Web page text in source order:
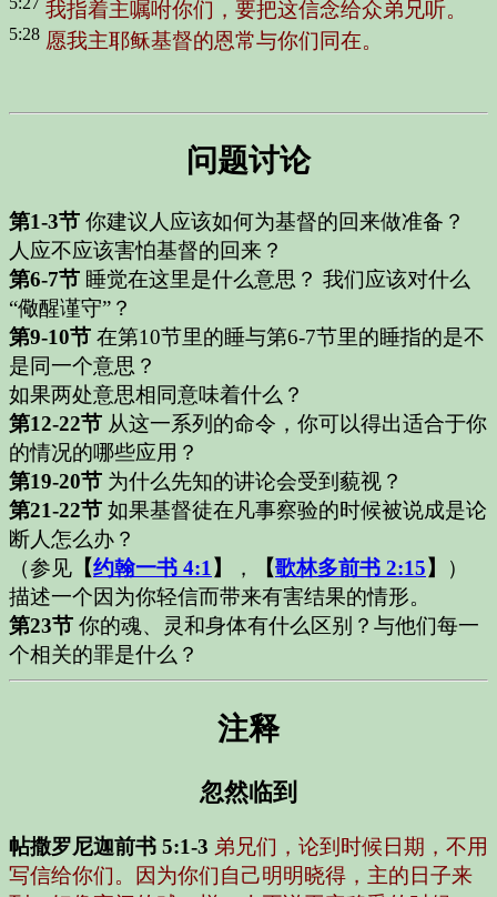
我指着主嘱咐你们，要把这信念给众弟兄听。
5:28 愿我主耶稣基督的恩常与你们同在。
问题讨论
第1-3节 你建议人应该如何为基督的回来做准备？
人应不应该害怕基督的回来？
第6-7节 睡觉在这里是什么意思？ 我们应该对什么
“儆醒谨守”？
第9-10节 在第10节里的睡与第6-7节里的睡指的是不
是同一个意思？
如果两处意思相同意味着什么？
第12-22节 从这一系列的命令，你可以得出适合于你
的情况的哪些应用？
第19-20节 为什么先知的讲论会受到藐视？
第21-22节 如果基督徒在凡事察验的时候被说成是论
断人怎么办？
（参见 【约翰一书 4:1 】 ， 【歌林多前书 2:15】
）
描述一个因为你轻信而带来有害结果的情形。
第23节 你的魂、灵和身体有什么区别？与他们每一
个相关的罪是什么？
注释
忽然临到
帖撒罗尼迦前书 5:1-3 弟兄们，论到时候日期，不用
写信给你们。因为你们自己明明晓得，主的日子来